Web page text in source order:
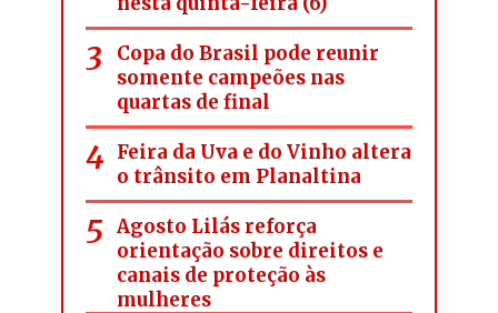
Copa do Brasil pode reunir
somente campeões nas
quartas de final
Feira da Uva e do Vinho altera
o trânsito em Planaltina
Agosto Lilás reforça
orientação sobre direitos e
canais de proteção às
mulheres